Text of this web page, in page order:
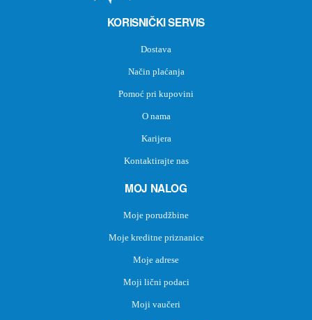
KORISNIČKI SERVIS
Dostava
Način plaćanja
Pomoć pri kupovini
O nama
Karijera
Kontaktirajte nas
MOJ NALOG
Moje porudžbine
Moje kreditne priznanice
Moje adrese
Moji lični podaci
Moji vaučeri